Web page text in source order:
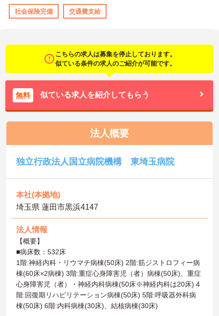
社会保険完備 交通費支給
こちらの求人は募集を停止しております。
似ている条件の求人のご紹介が可能です。
無料 似ている求人を紹介してもらう
法人概要
独立行政法人国立病院機構 東埼玉病院
本社(本拠地)
埼玉県 蓮田市黒浜4147
法人情報
【概要】
■病床数：532床
1階:神経内科・リウマチ病棟(50床) 2階:筋ジストロフィー病
棟(60床×2病棟) 3階:重症心身障害児（者）病棟(50床)、重症
心身障害児（者）・神経内科病棟(50床※神経内科は20床) 4
階:回復期リハビリテーション病棟(50床) 5階:呼吸器外科病
棟(50床) 6階:内科病棟(30床)、結核病棟(30床)